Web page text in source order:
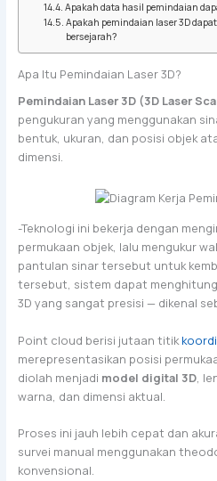
Apakah data hasil pemindaian
Apakah pemindaian laser 3D
bersejarah?
Apa Itu Pemindaian Laser 3D?
Pemindaian Laser 3D (3D Laser
pengukuran yang menggunakan
bentuk, ukuran, dan posisi objek
dimensi.
-Teknologi ini bekerja dengan
permukaan objek, lalu mengukur
pantulan sinar tersebut untuk
tersebut, sistem dapat
3D yang sangat presisi — dikenal
Point cloud berisi jutaan titik
merepresentasikan posisi
diolah menjadi model digital 3D,
warna, dan dimensi aktual.
Proses ini jauh lebih cepat dan
survei manual menggunakan
konvensional.